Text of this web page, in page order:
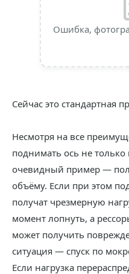
Ошибка,
Сейчас это стандартная
Несмотря на все
поднимать ось не
очевидный пример —
объёму. Если при этом
получат чрезмерную
момент лопнуть, а
может получить
ситуация — спуск по
Если нагрузка